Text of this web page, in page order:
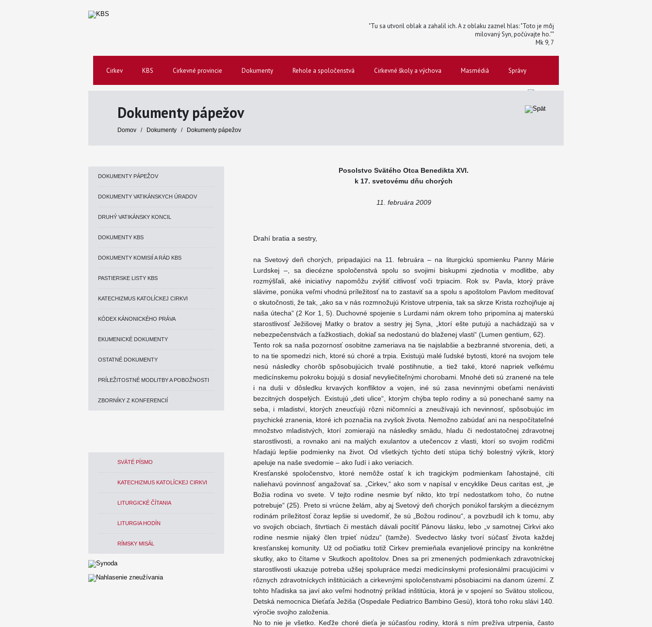
"Tu sa utvoril oblak a zahalil ich. A z oblaku zaznel hlas: "Toto je môj
milovaný Syn, počúvajte ho.""
Mk 9, 7
Cirkev KBS Cirkevné provincie Dokumenty Rehole a spoločenstvá Cirkevné školy a výchova Masmédiá Správy
Dokumenty pápežov
Domov / Dokumenty / Dokumenty pápežov
DOKUMENTY PÁPEŽOV
DOKUMENTY VATIKÁNSKYCH ÚRADOV
DRUHÝ VATIKÁNSKY KONCIL
DOKUMENTY KBS
DOKUMENTY KOMISIÍ A RÁD KBS
PASTIERSKE LISTY KBS
KATECHIZMUS KATOLÍCKEJ CIRKVI
KÓDEX KÁNONICKÉHO PRÁVA
EKUMENICKÉ DOKUMENTY
OSTATNÉ DOKUMENTY
PRÍLEŽITOSTNÉ MODLITBY A POBOŽNOSTI
ZBORNÍKY Z KONFERENCIÍ
SVÄTÉ PÍSMO
KATECHIZMUS KATOLÍCKEJ CIRKVI
LITURGICKÉ ČÍTANIA
LITURGIA HODÍN
RÍMSKY MISÁL
Posolstvo Svätého Otca Benedikta XVI.
k 17. svetovému dňu chorých
11. februára 2009
Drahí bratia a sestry,
na Svetový deň chorých, pripadajúci na 11. februára – na liturgickú spomienku Panny Márie
Lurdskej –, sa diecézne spoločenstvá spolu so svojimi biskupmi zjednotia v modlitbe, aby
rozmýšľali, aké iniciatívy napomôžu zvýšiť citlivosť voči trpiacim. Rok sv. Pavla, ktorý práve
slávime, ponúka veľmi vhodnú príležitosť na to zastaviť sa a spolu s apoštolom Pavlom meditovať
o skutočnosti, že tak, „ako sa v nás rozmnožujú Kristove utrpenia, tak sa skrze Krista rozhojňuje aj
naša útecha“ (2 Kor 1, 5). Duchovné spojenie s Lurdami nám okrem toho pripomína aj materskú
starostlivosť Ježišovej Matky o bratov a sestry jej Syna, „ktorí ešte putujú a nachádzajú sa v
nebezpečenstvách a ťažkostiach, dokiaľ sa nedostanú do blaženej vlasti“ (Lumen gentium, 62).
Tento rok sa naša pozornosť osobitne zameriava na tie najslabšie a bezbranné stvorenia, deti, a
to na tie spomedzi nich, ktoré sú choré a trpia. Existujú malé ľudské bytosti, ktoré na svojom tele
nesú následky chorôb spôsobujúcich trvalé postihnutie, a tiež také, ktoré napriek veľkému
medicínskemu pokroku bojujú s dosiaľ nevyliečiteľnými chorobami. Mnohé deti sú zranené na tele
i na duši v dôsledku krvavých konfliktov a vojen, iné sú zasa nevinnými obeťami nenávisti
bezcitných dospelých. Existujú „deti ulice“, ktorým chýba teplo rodiny a sú ponechané samy na
seba, i mladiství, ktorých zneucťujú rôzni ničomníci a zneužívajú ich nevinnosť, spôsobujúc im
psychické zranenia, ktoré ich poznačia na zvyšok života. Nemožno zabúdať ani na nespočítateľné
množstvo mladistvých, ktorí zomierajú na následky smädu, hladu či nedostatočnej zdravotnej
starostlivosti, a rovnako ani na malých exulantov a utečencov z vlasti, ktorí so svojim rodičmi
hľadajú lepšie podmienky na život. Od všetkých týchto detí stúpa tichý bolestný výkrik, ktorý
apeluje na naše svedomie – ako ľudí i ako veriacich.
Kresťanské spoločenstvo, ktoré nemôže ostať k ich tragickým podmienkam ľahostajné, cíti
naliehavú povinnosť angažovať sa. „Cirkev,“ ako som v napísal v encyklike Deus caritas est, „je
Božia rodina vo svete. V tejto rodine nesmie byť nikto, kto trpí nedostatkom toho, čo nutne
potrebuje“ (25). Preto si vrúcne želám, aby aj Svetový deň chorých ponúkol farským a diecéznym
rodinám príležitosť čoraz lepšie si uvedomiť, že sú „Božou rodinou“, a povzbudil ich k tomu, aby
vo svojich obciach, štvrtiach či mestách dávali pocítiť Pánovu lásku, lebo „v samotnej Cirkvi ako
rodine nesmie nijaký člen trpieť núdzu“ (tamže). Svedectvo lásky tvorí súčasť života každej
kresťanskej komunity. Už od počiatku totiž Cirkev premieňala evanjeliové princípy na konkrétne
skutky, ako to čítame v Skutkoch apoštolov. Dnes sa pri zmenených podmienkach zdravotníckej
starostlivosti ukazuje potreba užšej spolupráce medzi medicínskymi profesionálmi pracujúcimi v
rôznych zdravotníckych inštitúciách a cirkevnými spoločenstvami pôsobiacimi na danom území. Z
tohto hľadiska sa javí ako veľmi hodnotný príklad inštitúcia, ktorá je v spojení so Svätou stolicou,
Detská nemocnica Dieťaťa Ježiša (Ospedale Pediatrico Bambino Gesù), ktorá toho roku slávi 140.
výročie svojho založenia.
No to nie je všetko. Keďže choré dieťa je súčasťou rodiny, ktorá s ním prežíva utrpenia, často